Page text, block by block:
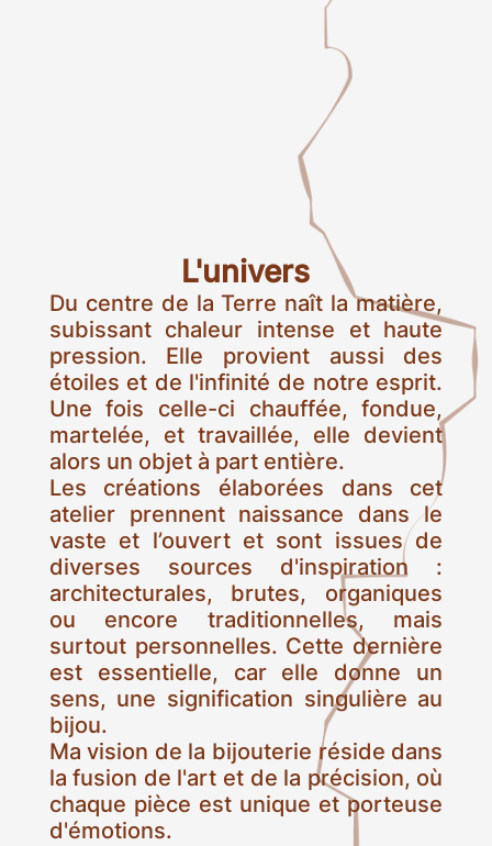
L'univers
Du centre de la Terre naît la matière,
subissant chaleur intense et haute
pression. Elle provient aussi des
étoiles et de l'infinité de notre esprit.
Une fois celle-ci chauffée, fondue,
martelée, et travaillée, elle devient
alors un objet à part entière.
Les créations élaborées dans cet
atelier prennent naissance dans le
vaste et l’ouvert et sont issues de
diverses sources d'inspiration :
architecturales, brutes, organiques
ou encore traditionnelles, mais
surtout personnelles. Cette dernière
est essentielle, car elle donne un
sens, une signification singulière au
bijou.
Ma vision de la bijouterie réside dans
la fusion de l'art et de la précision, où
chaque pièce est unique et porteuse
d'émotions.